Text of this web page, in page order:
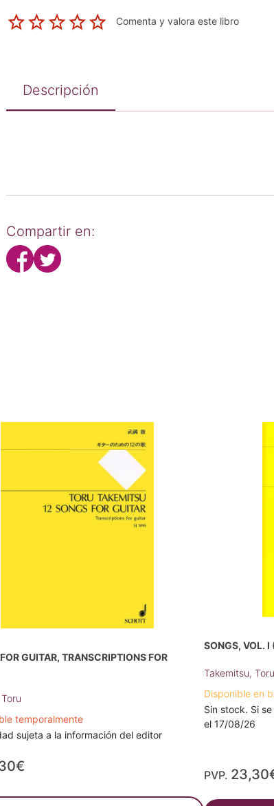
Comenta y valora este libro
Descripción
Compartir en:
GUITAR, TRANSCRIPTIONS FOR
temporalmente
sujeta a la información del editor
SONGS, VOL. I
Takemitsu, Toru
Disponible en
Sin stock. Si
el 17/08/26
PVP.